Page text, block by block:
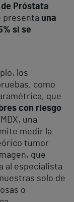
Próstata
presenta una
si se
los
como
que
con riesgo
una
medir la
tumor
que
al especialista
solo de
o